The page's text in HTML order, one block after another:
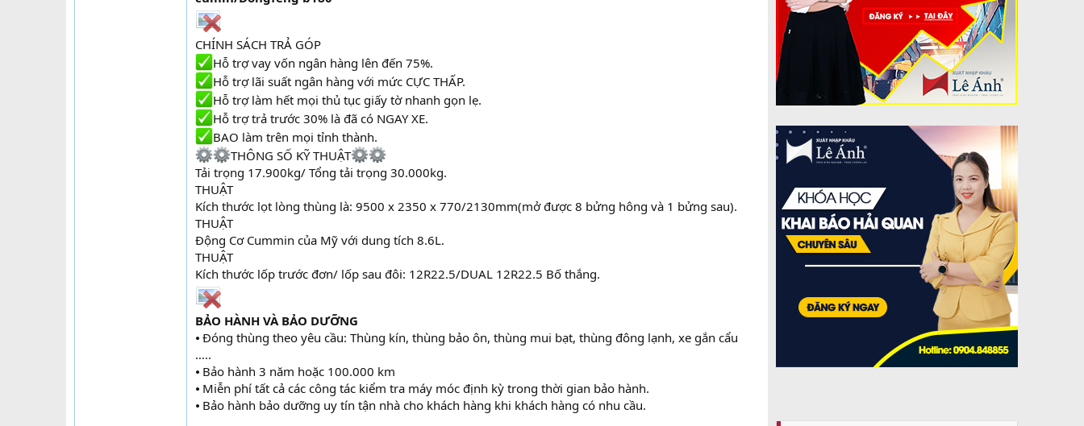
CHÍNH SÁCH TRẢ GÓP
Hỗ trợ vay vốn ngân hàng lên đến 75%.
Hỗ trợ lãi suất ngân hàng với mức CỰC THẤP.
Hỗ trợ làm hết mọi thủ tục giấy tờ nhanh gọn lẹ.
Hỗ trợ trả trước 30% là đã có NGAY XE.
BAO làm trên mọi tỉnh thành.
THÔNG SỐ KỸ THUẬT
Tải trọng 17.900kg/ Tổng tải trọng 30.000kg.
THUẬT
Kích thước lọt lòng thùng là: 9500 x 2350 x 770/2130mm(mở được 8 bửng hông và 1 bửng sau).
THUẬT
Động Cơ Cummin của Mỹ với dung tích 8.6L.
THUẬT
Kích thước lốp trước đơn/ lốp sau đôi: 12R22.5/DUAL 12R22.5 Bố thắng.
BẢO HÀNH VÀ BẢO DƯỠNG
⦁ Đóng thùng theo yêu cầu: Thùng kín, thùng bảo ôn, thùng mui bạt, thùng đông lạnh, xe gắn cẩu
…..
⦁ Bảo hành 3 năm hoặc 100.000 km
⦁ Miễn phí tất cả các công tác kiểm tra máy móc định kỳ trong thời gian bảo hành.
⦁ Bảo hành bảo dưỡng uy tín tận nhà cho khách hàng khi khách hàng có nhu cầu.